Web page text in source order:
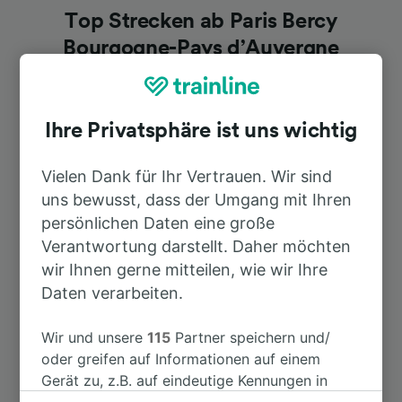
Top Strecken ab Paris Bercy
Bourgogne-Pays d’Auvergne
Nach Nevers
Nach Sens 1h 5min
Nach Clermont-Ferrand 3h 30min
Ihre Privatsphäre ist uns wichtig
Vielen Dank für Ihr Vertrauen. Wir sind
uns bewusst, dass der Umgang mit Ihren
persönlichen Daten eine große
Verantwortung darstellt. Daher möchten
wir Ihnen gerne mitteilen, wie wir Ihre
Daten verarbeiten.
Wir und unsere115 Partner speichern und/
oder greifen auf Informationen auf einem
Gerät zu, z.B. auf eindeutige Kennungen in